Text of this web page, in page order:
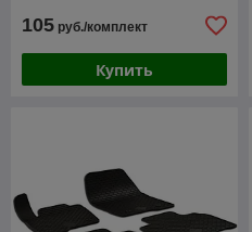
105 руб./комплект
Купить